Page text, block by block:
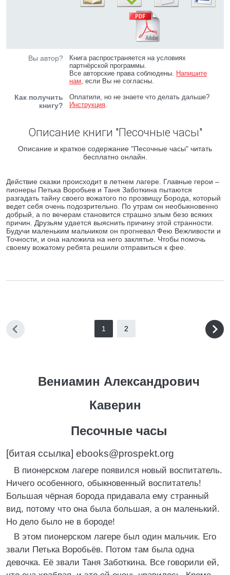
Вы автор?
Книга распространяется на условиях
партнёрской программы.
Все авторские права соблюдены. Напишите
нам, если Вы не согласны.
Как получить
книгу?
Оплатили, но не знаете что делать дальше?
Инструкция.
Описание книги "Песочные часы"
Описание и краткое содержание "Песочные часы" читать
бесплатно онлайн.
Действие сказки происходит в летнем лагере. Главные герои –
пионеры Петька Воробьев и Таня Заботкина пытаются
разгадать тайну своего вожатого по прозвищу Борода, который
ведет себя очень подозрительно. По утрам он необыкновенно
добрый, а по вечерам становится страшно злым безо всяких
причин. Друзьям удается выяснить причину этой странности.
Будучи маленьким мальчиком он прогневал Фею Вежливости и
Точности, и она наложила на него заклятье. Чтобы помочь
своему вожатому ребята решили отправиться к фее.
1 2
Вениамин Александрович
Каверин
Песочные часы
[битая ссылка] ebooks@prospekt.org
В пионерском лагере появился новый воспитатель.
Ничего особенного, обыкновенный воспитатель!
Большая чёрная борода придавала ему странный
вид, потому что она была большая, а он маленький.
Но дело было не в бороде!
В этом пионерском лагере был один мальчик. Его
звали Петька Воробьёв. Потом там была одна
девочка. Её звали Таня Заботкина. Все говорили ей,